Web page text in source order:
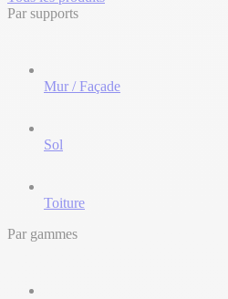
Par supports
Mur / Façade
Sol
Toiture
Par gammes